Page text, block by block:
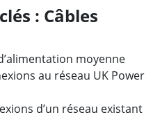
: Câbles
moyenne
au réseau UK Power
d’un réseau existant